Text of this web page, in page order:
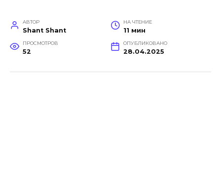
АВТОР
Shant Shant
НА ЧТЕНИЕ
11 мин
ПРОСМОТРОВ
52
ОПУБЛИКОВАНО
28.04.2025